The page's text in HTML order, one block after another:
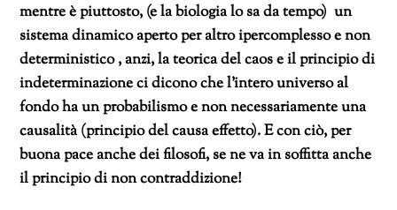
mentre è piuttosto, (e la biologia lo sa da tempo) un
sistema dinamico aperto per altro ipercomplesso e non
deterministico , anzi, la teorica del caos e il principio di
indeterminazione ci dicono che l’intero universo al
fondo ha un probabilismo e non necessariamente una
causalità (principio del causa effetto). E con ciò, per
buona pace anche dei filosofi, se ne va in soffitta anche
il principio di non contraddizione!